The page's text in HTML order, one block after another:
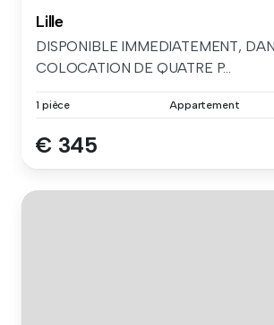
Lille
DISPONIBLE IMMEDIATEMENT,
COLOCATION DE QUATRE P...
1 pièce Appartement
€ 345